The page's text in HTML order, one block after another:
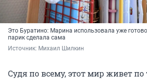
Это Буратино: Марина использовала уже
парик сделала сама
Источник: Михаил Шилкин
Судя по всему, этот мир живет